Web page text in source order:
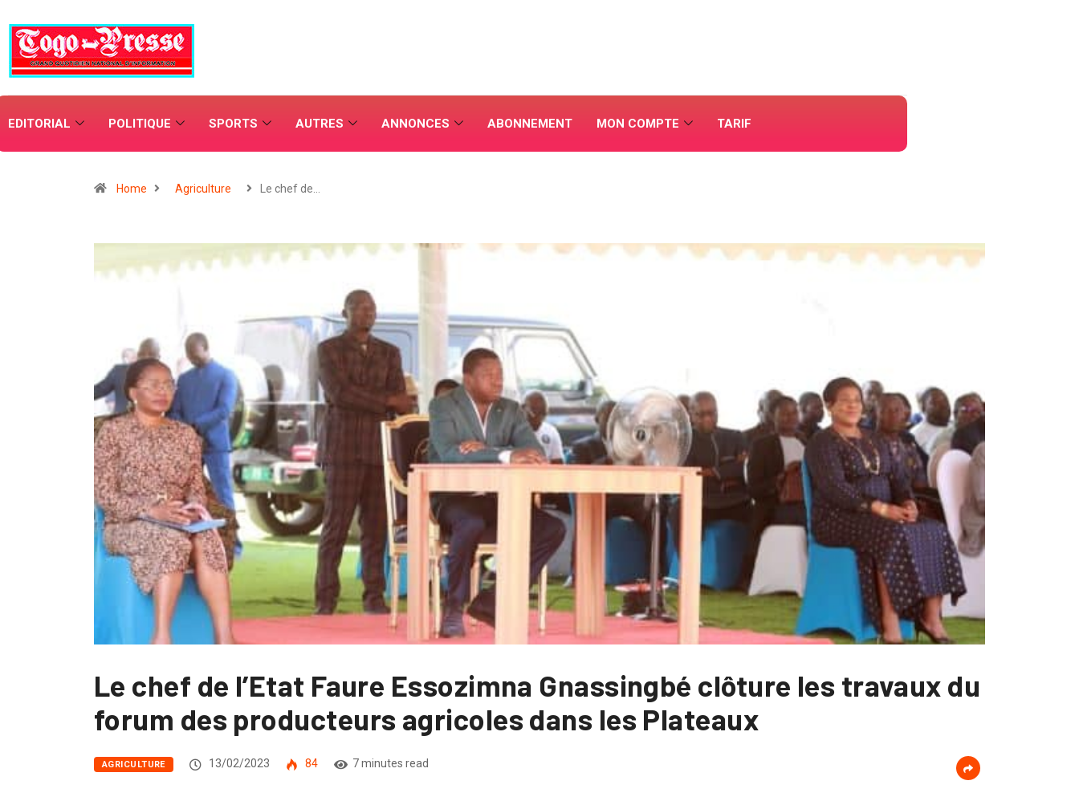
EDITORIAL POLITIQUE SPORTS AUTRES ANNONCES ABONNEMENT MON COMPTE TARIF
Home Agriculture Le chef de…
Le chef de l’Etat Faure Essozimna Gnassingbé clôture les travaux du
forum des producteurs agricoles dans les Plateaux
AGRICULTURE 13/02/2023 84 7 minutes read